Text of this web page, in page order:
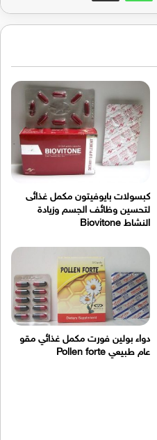
كبسولات بايوفيتون مكمل غذائى
لتحسين وظائف الجسم وزيادة
النشاط Biovitone
دواء بولين فورت مكمل غذائي مقو
عام طبيعي Pollen forte